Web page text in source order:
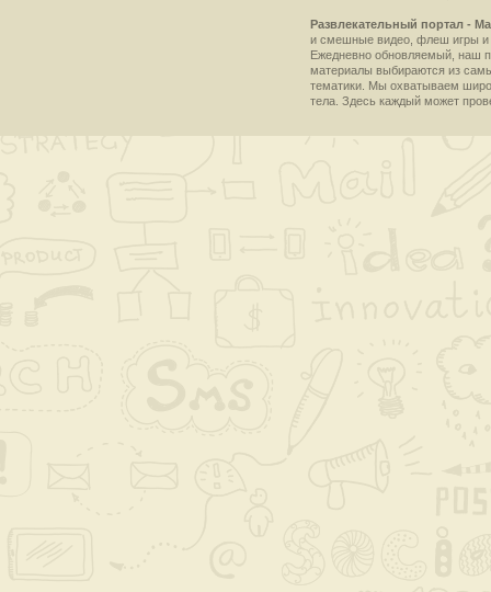
Развлекательный портал -
и смешные видео, флеш игры и
Ежедневно обновляемый, наш
материалы выбираются из
тематики. Мы охватываем
тела. Здесь каждый может